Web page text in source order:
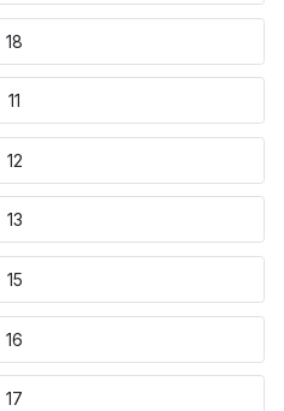
18
11
12
13
15
16
17